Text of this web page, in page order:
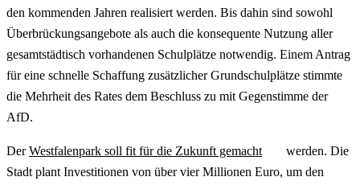
den kommenden Jahren realisiert werden. Bis dahin sind sowohl
Überbrückungsangebote als auch die konsequente Nutzung aller
gesamtstädtisch vorhandenen Schulplätze notwendig. Einem Antrag
für eine schnelle Schaffung zusätzlicher Grundschulplätze stimmte
die Mehrheit des Rates dem Beschluss zu mit Gegenstimme der
AfD.
DerWestfalenpark soll fit für die Zukunft gemacht
werden. Die
Stadt plant Investitionen von über vier Millionen Euro, um den